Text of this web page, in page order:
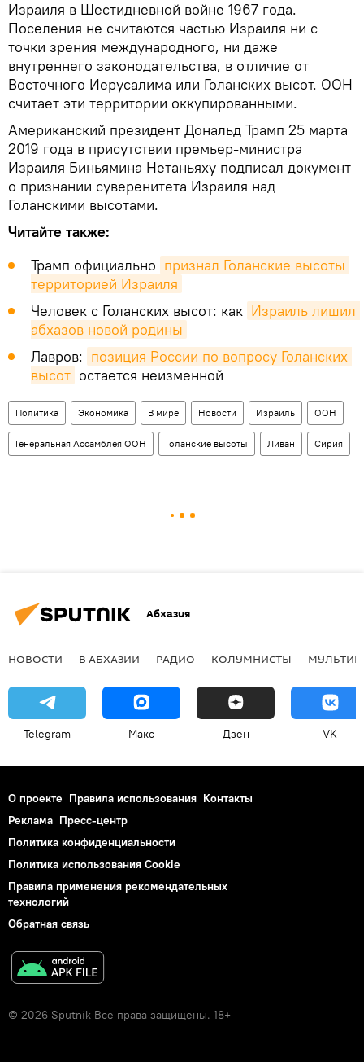
Израиля в Шестидневной войне 1967 года.
Поселения не считаются частью Израиля ни с
точки зрения международного, ни даже
внутреннего законодательства, в отличие от
Восточного Иерусалима или Голанских высот. ООН
считает эти территории оккупированными.
Американский президент Дональд Трамп 25 марта
2019 года в присутствии премьер-министра
Израиля Биньямина Нетаньяху подписал документ
о признании суверенитета Израиля над
Голанскими высотами.
Читайте также:
Трамп официально признал Голанские высоты
территорией Израиля
Человек с Голанских высот: как Израиль лишил
абхазов новой родины
Лавров: позиция России по вопросу Голанских
высот остается неизменной
Политика Экономика В мире Новости Израиль ООН
Генеральная Ассамблея ООН Голанские высоты Ливан Сирия
Абхазия
НОВОСТИ В АБХАЗИИ РАДИО КОЛУМНИСТЫ
Telegram Макс Дзен VK
О проекте Правила использования Контакты
Реклама Пресс-центр
Политика конфиденциальности
Политика использования Cookie
Правила применения рекомендательных
технологий
Обратная связь
© 2026 Sputnik Все права защищены. 18+